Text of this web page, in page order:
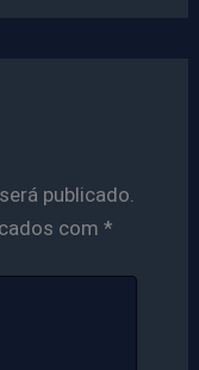
publicado.
com *